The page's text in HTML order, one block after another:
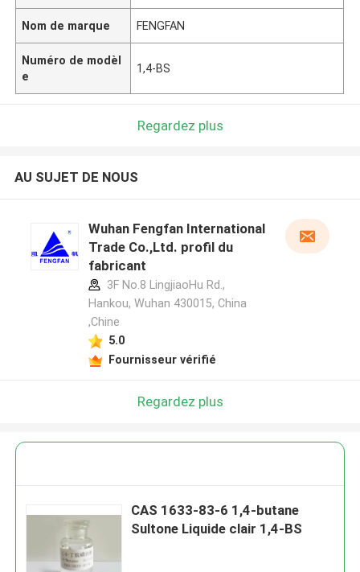
Nom de marque FENGFAN
Numéro de modèl
e
1,4-BS
Regardez plus
AU SUJET DE NOUS
Wuhan Fengfan International
Trade Co.,Ltd. profil du
fabricant
3F No.8 LingjiaoHu Rd.,
Hankou, Wuhan 430015, China
,Chine
5.0
Fournisseur vérifié
Regardez plus
CAS 1633-83-6 1,4-butane
Sultone Liquide clair 1,4-BS